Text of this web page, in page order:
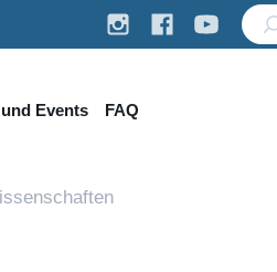
Events FAQ